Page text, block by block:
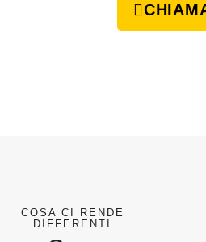
COSA CI RENDE
DIFFERENTI